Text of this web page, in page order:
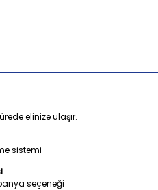
elinize ulaşır.
sistemi
seçeneği